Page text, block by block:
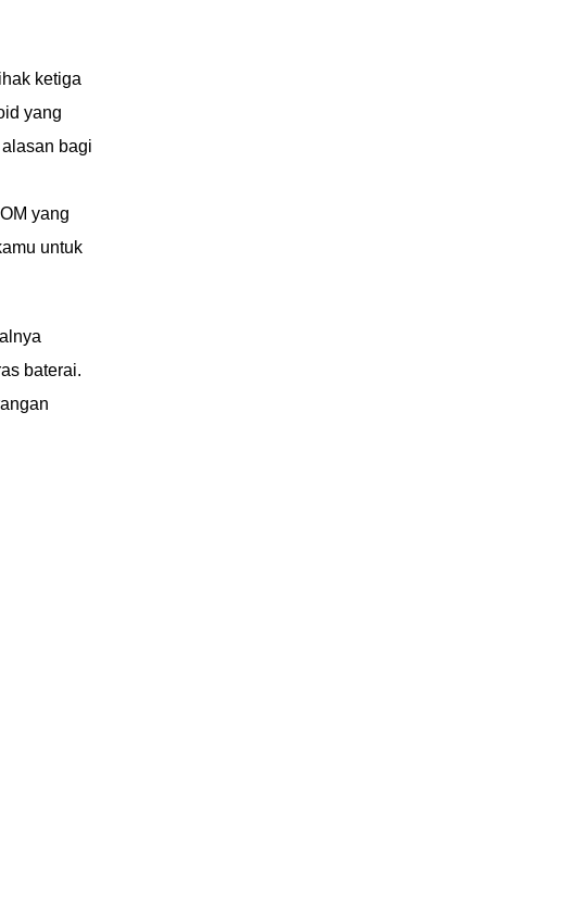
ketiga
yang
bagi
yang
untuk
baterai.